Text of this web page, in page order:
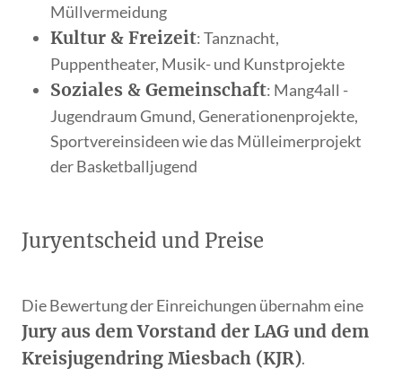
Müllvermeidung
Kultur & Freizeit: Tanznacht,
Puppentheater, Musik- und Kunstprojekte
Soziales & Gemeinschaft: Mang4all -
Jugendraum Gmund, Generationenprojekte,
Sportvereinsideen wie das Mülleimerprojekt
der Basketballjugend
Juryentscheid und Preise
Die Bewertung der Einreichungen übernahm eine
Jury aus dem Vorstand der LAG und dem
Kreisjugendring Miesbach (KJR).